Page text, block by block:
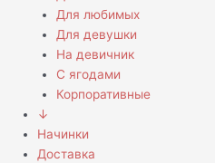
Для любимых
Для девушки
На девичник
С ягодами
Корпоративные
↓
Начинки
Доставка